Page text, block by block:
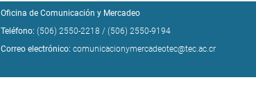
Oficina de Comunicación y Mercadeo
Teléfono: (506) 2550-2218 / (506) 2550-9194
Correo electrónico: comunicacionymercadeotec@tec.ac.cr